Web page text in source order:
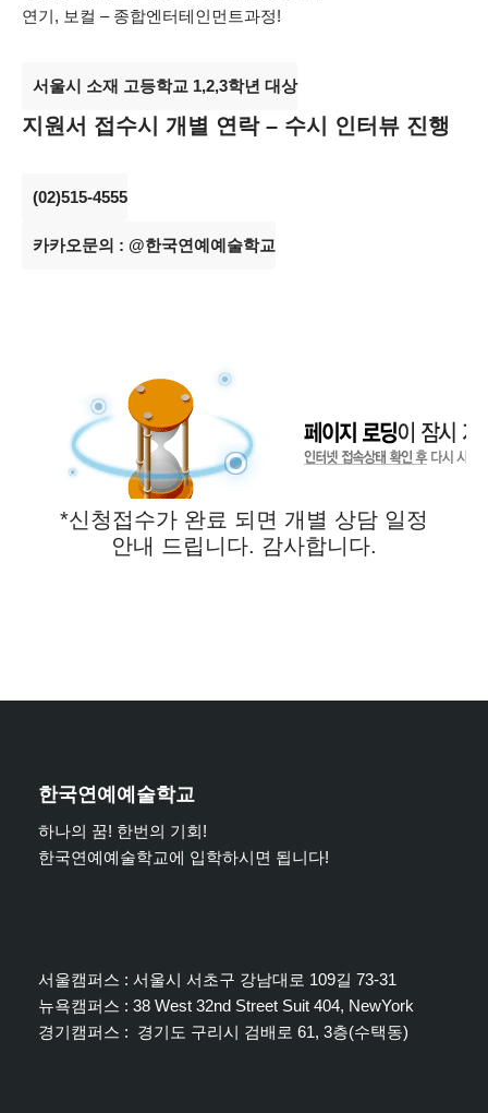
연기, 보컬 – 종합엔터테인먼트과정!
서울시 소재 고등학교 1,2,3학년 대상
지원서 접수시 개별 연락 – 수시 인터뷰 진행
(02)515-4555
카카오문의 : @한국연예예술학교
*신청접수가 완료 되면 개별 상담 일정
안내 드립니다. 감사합니다.
한국연예예술학교
하나의 꿈! 한번의 기회!
한국연예예술학교에 입학하시면 됩니다!
서울캠퍼스 : 서울시 서초구 강남대로 109길 73-31
뉴욕캠퍼스 : 38 West 32nd Street Suit 404, NewYork
경기캠퍼스 : 경기도 구리시 검배로 61, 3층(수택동)